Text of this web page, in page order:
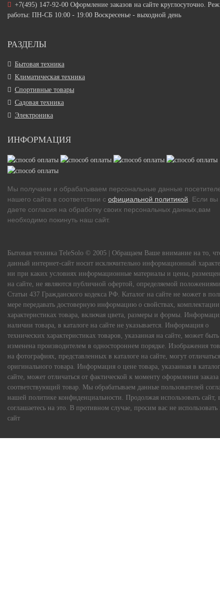
+7(495) 147-92-00 Оформление заказов на сайте круглосуточно.
работы: ПН-СБ 10:00 - 19:00 Воскресенье - выходной день
РАЗДЕЛЫ
Бытовая техника
Климатическая техника
Спортивные товары
Садовая техника
Электроника
ИНФОРМАЦИЯ
Мы получаем и обрабатываем персональные данные
нашего сайта в соответствии с официальной политикой. Если вы
даете согласия на обработку своих персональных данных,вам
необходимо покинуть наш сайт.
Бытовая техника TeleSolo © 2005 | Обращаем Ваше внимание на то,
данный интернет-сайт носит исключительно информационный
ни при каких условиях информационные материалы и цены,
на сайте, не являются публичной офертой, определяемой
Статьи 437 Гражданского кодекса РФ. Каталог на сайте не может в
мере передавать достоверную информацию о свойствах,
характеристиках товара, включая цвета, размеры и формы.
наличии товара, в каталоге на сайте не указывается. Информация о
технических характеристиках товаров, указанная на сайте, может быть
изменена производителем в одностороннем порядке. Изображения
на фотографиях, представленных в каталоге на сайте, могут
оригинального товара. Информация о цене товара, указанная в
сайте, может отличаться от фактической к моменту оформления заказа
соответствующий товар. Мы обрабатываем данные пользователей
нашей политике конфиденциальности. Продолжая использовать сайт,
соглашаетесь на это. В противном случае, просим вас не
сайт